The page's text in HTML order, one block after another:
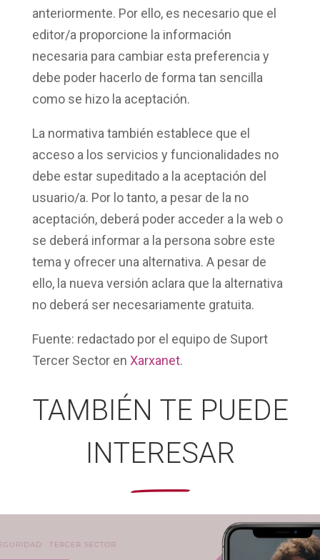
anteriormente. Por ello, es necesario que el
editor/a proporcione la información
necesaria para cambiar esta preferencia y
debe poder hacerlo de forma tan sencilla
como se hizo la aceptación.
La normativa también establece que el
acceso a los servicios y funcionalidades no
debe estar supeditado a la aceptación del
usuario/a. Por lo tanto, a pesar de la no
aceptación, deberá poder acceder a la web o
se deberá informar a la persona sobre este
tema y ofrecer una alternativa. A pesar de
ello, la nueva versión aclara que la alternativa
no deberá ser necesariamente gratuita.
Fuente: redactado por el equipo de Suport
Tercer Sector en Xarxanet.
TAMBIÉN TE PUEDE
INTERESAR